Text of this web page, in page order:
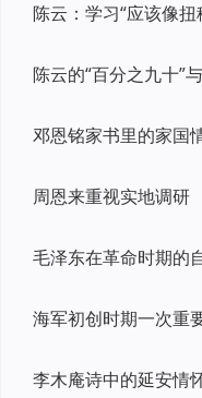
陈云：学习“应该像扭
陈云的“百分之九十”
邓恩铭家书里的家国
周恩来重视实地调研
毛泽东在革命时期的
海军初创时期一次重
李木庵诗中的延安情